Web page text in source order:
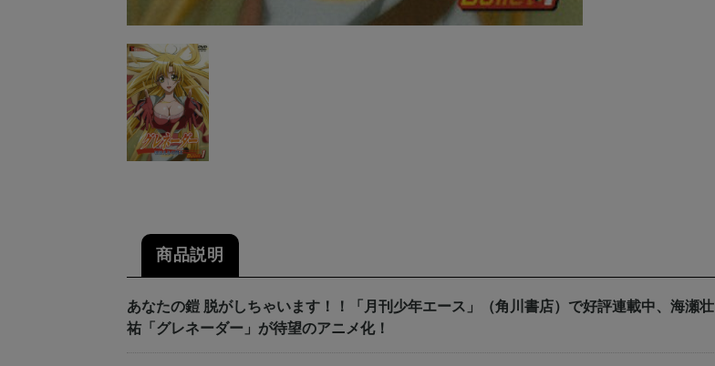
商品説明
あなたの鎧 脱がしちゃいます！！「月刊少年エース」（角川書店）で好評連載中、海瀬壮
祐「グレネーダー」が待望のアニメ化！